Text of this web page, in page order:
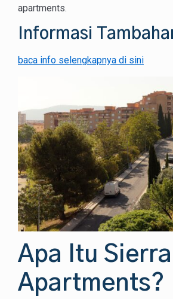
apartments.
Informasi
baca info selengkapnya di sini
Apa Itu
Apartments?